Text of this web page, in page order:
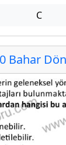
C
Bahar